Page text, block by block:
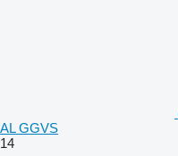
AL GGVS
14